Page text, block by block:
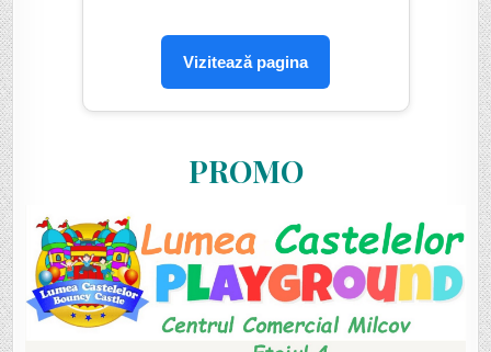
Vizitează pagina
PROMO